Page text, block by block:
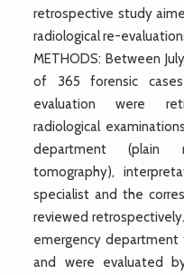
retrospective study
radiological re-
METHODS: Between
of 365 forensic
evaluation were
radiological
department (plain
tomography),
specialist and the
reviewed
emergency
and were evaluated